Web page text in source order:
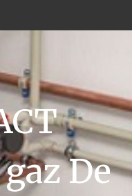
gaz De